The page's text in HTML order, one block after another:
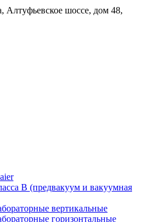
Алтуфьевское шоссе, дом 48,
B (предвакуум и вакуумная
вертикальные
горизонтальные